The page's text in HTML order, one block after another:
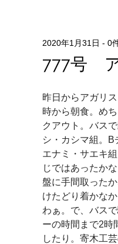
2020年1月31日 - 0
777号
昨日からアガリ
時から朝食。め
クアウト。バス
シ・カシマ組。B
エナミ・サエキ
じではあったか
盤に手間取った
けたどり着かな
わぁ。で、バス
ーの時間まで2時
したり。寄木工